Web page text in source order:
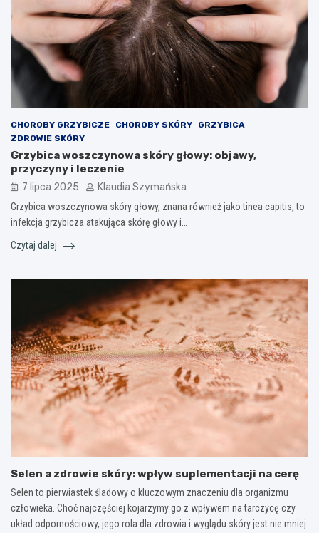
CHOROBY GRZYBICZE CHOROBY SKÓRY
GRZYBICA
ZDROWIE SKÓRY
Grzybica woszczynowa skóry głowy: objawy,
przyczyny i leczenie
7 lipca 2025 Klaudia Szymańska
Grzybica woszczynowa skóry głowy, znana również jako tinea capitis, to
infekcja grzybicza atakująca skórę głowy i…
Czytaj dalej
Selen a zdrowie skóry: wpływ suplementacji na cerę
Selen to pierwiastek śladowy o kluczowym znaczeniu dla organizmu
człowieka. Choć najczęściej kojarzymy go z wpływem na tarczycę czy
układ odpornościowy, jego rola dla zdrowia i wyglądu skóry jest nie mniej